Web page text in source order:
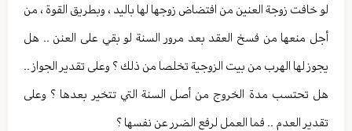
لو خافت زوجة العنين من افتضاض زوجها لها باليد ، وبطريق القوة ، من
أجل منعها من فسخ العقد بعد مرور السنة لو بقي على العنن .. هل
يجوز لها الهرب من بيت الزوجية تخلصا من ذلك ؟ وعلى تقدير الجواز ..
هل تحتسب مدة الخروج من أصل السنة التي تتخير بعدها ؟ وعلى
تقدير العدم .. فما العمل لرفع الضرر عن نفسها ؟